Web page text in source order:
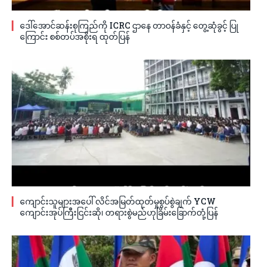
ဒေါ်အောင်ဆန်းစုကြည်ကို ICRC ဌာနေ တာဝန်ခံနှင့် တွေ့ဆုံခွင့် ပြု
ကြောင်း စစ်တပ်အစိုးရ ထုတ်ပြန်
ကျောင်းသူများအပေါ် လိင်အမြတ်ထုတ်မှုစွပ်စွဲချက် YCW
ကျောင်းအုပ်ကြီးငြင်းဆို၊ တရားစွဲမည်ဟုခြိမ်းခြောက်တုံ့ပြန်